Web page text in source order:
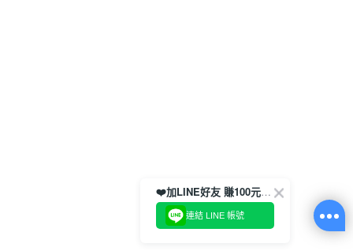
❤️加LINE好友 賺100元券！
連結 LINE 帳號